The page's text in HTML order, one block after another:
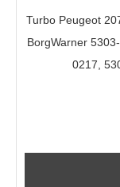
Turbo Peugeot
BorgWarner
0217,